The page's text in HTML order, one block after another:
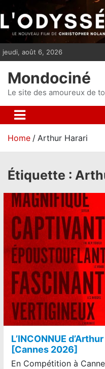
i
p
t
n
t
jeudi, août 6, 2026
Mondociné
Le site des amoureux de
Home Arthur Harari
Étiquette :
L’INCONNUE
[Cannes 2026]
En Compétition à